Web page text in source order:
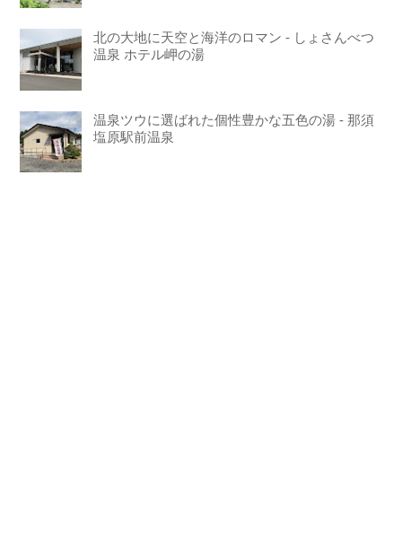
北の大地に天空と海洋のロマン - しょさんべつ
温泉 ホテル岬の湯
温泉ツウに選ばれた個性豊かな五色の湯 - 那須
塩原駅前温泉